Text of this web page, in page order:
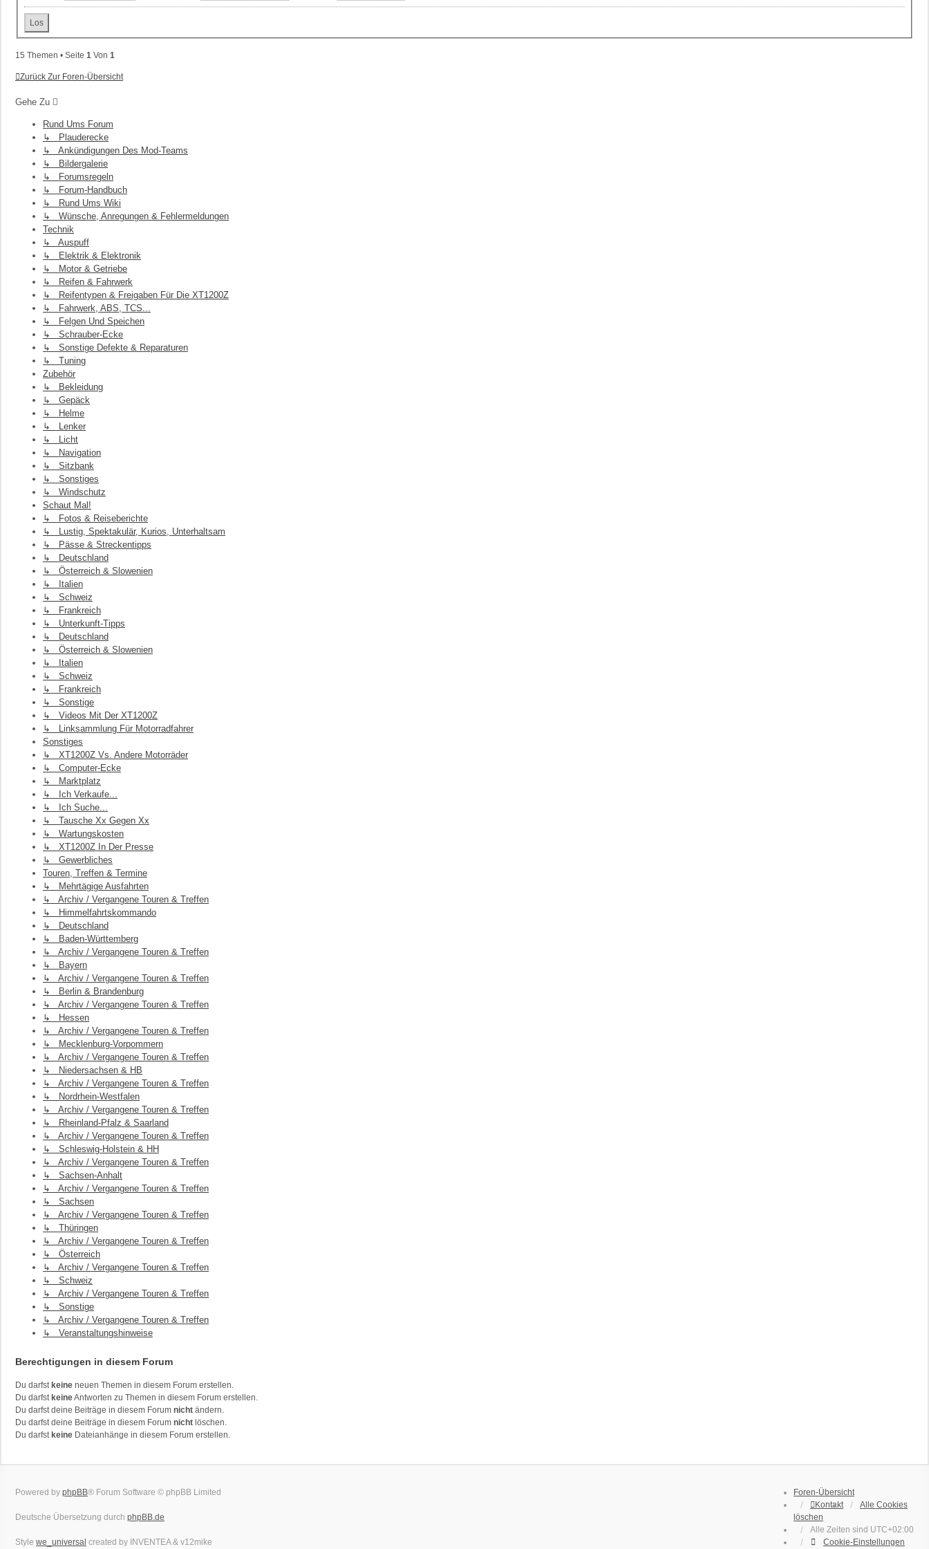
15 Themen • Seite 1 Von 1
Zurück Zur Foren-Übersicht
Gehe Zu
Rund Ums Forum
↳ Plauderecke
↳ Ankündigungen Des Mod-Teams
↳ Bildergalerie
↳ Forumsregeln
↳ Forum-Handbuch
↳ Rund Ums Wiki
↳ Wünsche, Anregungen & Fehlermeldungen
Technik
↳ Auspuff
↳ Elektrik & Elektronik
↳ Motor & Getriebe
↳ Reifen & Fahrwerk
↳ Reifentypen & Freigaben Für Die XT1200Z
↳ Fahrwerk, ABS, TCS...
↳ Felgen Und Speichen
↳ Schrauber-Ecke
↳ Sonstige Defekte & Reparaturen
↳ Tuning
Zubehör
↳ Bekleidung
↳ Gepäck
↳ Helme
↳ Lenker
↳ Licht
↳ Navigation
↳ Sitzbank
↳ Sonstiges
↳ Windschutz
Schaut Mal!
↳ Fotos & Reiseberichte
↳ Lustig, Spektakulär, Kurios, Unterhaltsam
↳ Pässe & Streckentipps
↳ Deutschland
↳ Österreich & Slowenien
↳ Italien
↳ Schweiz
↳ Frankreich
↳ Unterkunft-Tipps
↳ Deutschland
↳ Österreich & Slowenien
↳ Italien
↳ Schweiz
↳ Frankreich
↳ Sonstige
↳ Videos Mit Der XT1200Z
↳ Linksammlung Für Motorradfahrer
Sonstiges
↳ XT1200Z Vs. Andere Motorräder
↳ Computer-Ecke
↳ Marktplatz
↳ Ich Verkaufe...
↳ Ich Suche...
↳ Tausche Xx Gegen Xx
↳ Wartungskosten
↳ XT1200Z In Der Presse
↳ Gewerbliches
Touren, Treffen & Termine
↳ Mehrtägige Ausfahrten
↳ Archiv / Vergangene Touren & Treffen
↳ Himmelfahrtskommando
↳ Deutschland
↳ Baden-Württemberg
↳ Archiv / Vergangene Touren & Treffen
↳ Bayern
↳ Archiv / Vergangene Touren & Treffen
↳ Berlin & Brandenburg
↳ Archiv / Vergangene Touren & Treffen
↳ Hessen
↳ Archiv / Vergangene Touren & Treffen
↳ Mecklenburg-Vorpommern
↳ Archiv / Vergangene Touren & Treffen
↳ Niedersachsen & HB
↳ Archiv / Vergangene Touren & Treffen
↳ Nordrhein-Westfalen
↳ Archiv / Vergangene Touren & Treffen
↳ Rheinland-Pfalz & Saarland
↳ Archiv / Vergangene Touren & Treffen
↳ Schleswig-Holstein & HH
↳ Archiv / Vergangene Touren & Treffen
↳ Sachsen-Anhalt
↳ Archiv / Vergangene Touren & Treffen
↳ Sachsen
↳ Archiv / Vergangene Touren & Treffen
↳ Thüringen
↳ Archiv / Vergangene Touren & Treffen
↳ Österreich
↳ Archiv / Vergangene Touren & Treffen
↳ Schweiz
↳ Archiv / Vergangene Touren & Treffen
↳ Sonstige
↳ Archiv / Vergangene Touren & Treffen
↳ Veranstaltungshinweise
Berechtigungen in diesem Forum
Du darfst keine neuen Themen in diesem Forum erstellen.
Du darfst keineAntworten zu Themen in diesem Forum erstellen.
Du darfst deine Beiträge in diesem Forum nicht ändern.
Du darfst deine Beiträge in diesem Forum nicht löschen.
Du darfst keine Dateianhänge in diesem Forum erstellen.
Foren-Übersicht
Kontakt
Alle Cookies
löschen
Alle Zeiten sind UTC+02:00
Cookie-Einstellungen
Powered by phpBB® Forum Software © phpBB Limited
Deutsche Übersetzung durch phpBB.de
Style we_universal created by INVENTEA & v12mike